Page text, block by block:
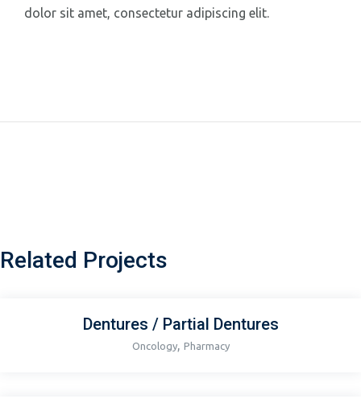
dolor sit amet, consectetur adipiscing elit.
Related Projects
Dentures / Partial Dentures
Oncology, Pharmacy